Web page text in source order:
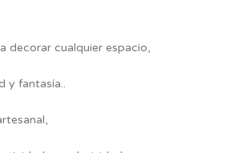
decorar cualquier espacio,
y fantasía..